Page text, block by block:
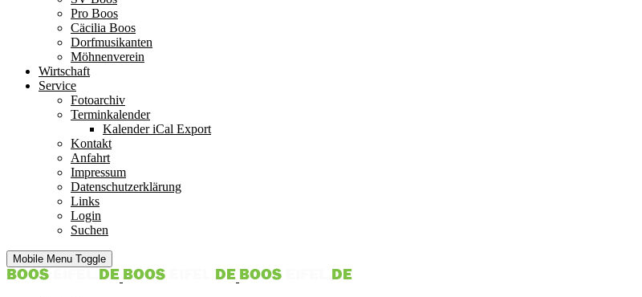
Pro Boos
Cäcilia Boos
Dorfmusikanten
Möhnenverein
Wirtschaft
Service
Fotoarchiv
Terminkalender
Kalender iCal Export
Kontakt
Anfahrt
Impressum
Datenschutzerklärung
Links
Login
Suchen
Mobile Menu Toggle